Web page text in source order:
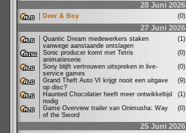
28 Juni 2026
Deer & Boy (0)
27 Juni 2026
Quantic Dream medewerkers staken
vanwege aanstaande ontslagen
(1)
Sonic producer komt met Tetris
animatieserie
(0)
Sony blijft vertrouwen uitspreken in live-
service games
(0)
Grand Theft Auto VI krijgt nooit een uitgave
op disc?
(9)
Haunted Chocolatier heeft meer ontwikkeltijd
nodig
(1)
Game Overview trailer van Onimusha: Way
of the Sword
(0)
25 Juni 2026